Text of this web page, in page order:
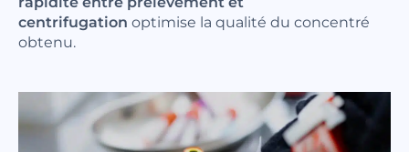
centrifugation optimise la qualité du concentré
obtenu.